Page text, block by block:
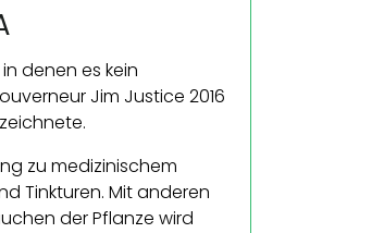
denen es kein
Jim Justice 2016
zu medizinischem
Tinkturen. Mit anderen
der Pflanze wird